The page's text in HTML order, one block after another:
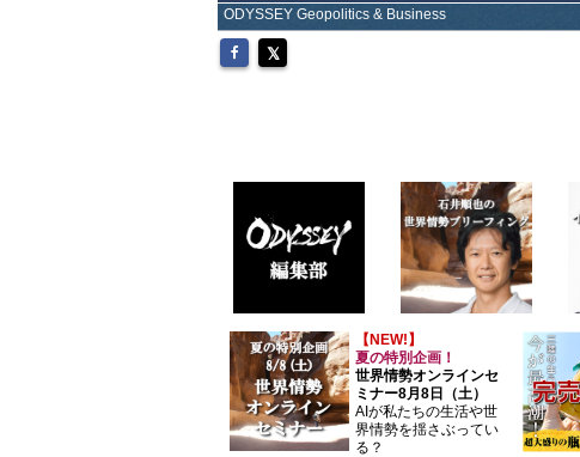
ODYSSEY Geopolitics & Business
【NEW!】
夏の特別企画！
世界情勢オンラインセ
ミナー8月8日（土）
AIが私たちの生活や世
界情勢を揺さぶってい
る？